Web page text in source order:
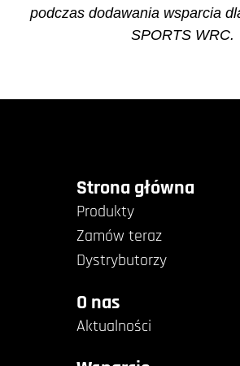
podczas dodawania wsparcia
SPORTS WRC.
Strona główna
Produkty
Zamów teraz
Dystrybutorzy
O nas
Aktualności